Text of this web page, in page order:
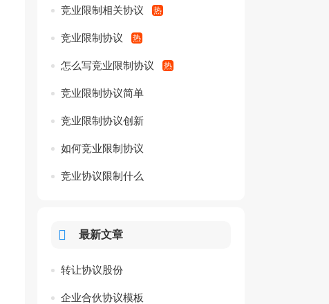
竞业限制相关协议
竞业限制协议
怎么写竞业限制协议
竞业限制协议简单
竞业限制协议创新
如何竞业限制协议
竞业协议限制什么
最新文章
转让协议股份
企业合伙协议模板